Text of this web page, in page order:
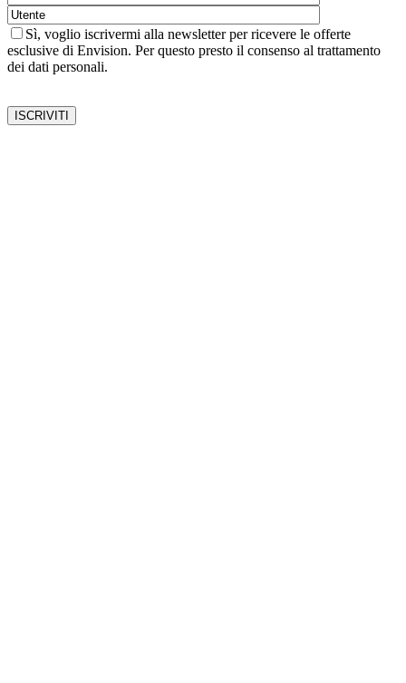
Sì, voglio iscrivermi alla newsletter per ricevere le offerte
esclusive di Envision. Per questo presto il consenso al trattamento
dei dati personali.